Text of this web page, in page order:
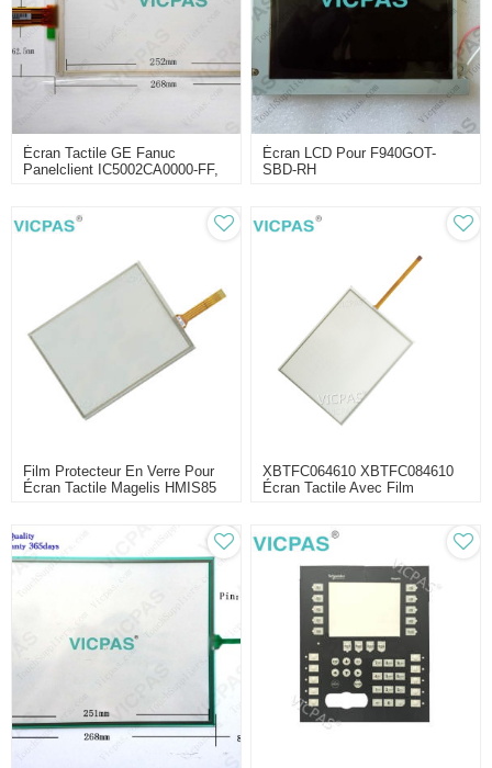
Écran Tactile GE Fanuc
Panelclient IC5002CA0000-FF,
Écran LCD Pour F940GOT-
SBD-RH
Film Protecteur En Verre Pour
Écran Tactile Magelis HMIS85
XBTFC064610 XBTFC084610
Écran Tactile Avec Film